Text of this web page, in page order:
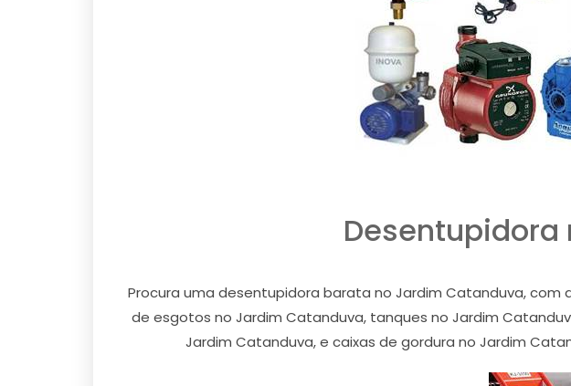
Procura uma desentupidora barata no Jardim Catanduva,
de esgotos no Jardim Catanduva, tanques no Jardim
Jardim Catanduva, e caixas de gordura no Jardim